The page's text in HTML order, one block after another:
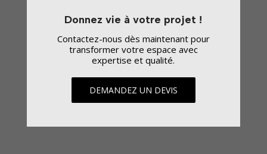
Donnez vie à votre projet !
Contactez-nous dès maintenant pour
transformer votre espace avec
expertise et qualité.
DEMANDEZ UN DEVIS